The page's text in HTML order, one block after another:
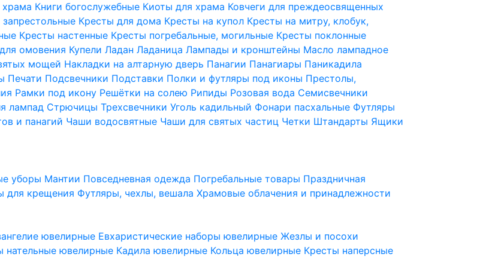
храма Книги богослужебные Киоты для храма Ковчеги для преждеосвященных
Кресты для дома Кресты на купол Кресты на митру, клобук,
Кресты настенные Кресты погребальные, могильные Кресты поклонные
омовения КупелиЛаданЛаданицаЛампады и кронштейны Масло лампадное
мощей Накладки на алтарную дверь Панагии Панагиары Паникадила
Печати Подсвечники Подставки Полки и футляры под иконы Престолы,
Рамки под икону Решётки на солею Рипиды Розовая вода Семисвечники
лампад СтрючицыТрехсвечникиУголь кадильный Фонари пасхальные Футляры
и панагий Чаши водосвятные Чаши для святых частиц Четки Штандарты Ящики
уборы Мантии Повседневная одежда Погребальные товары Праздничная
для крещения Футляры, чехлы, вешалаХрамовые облачения и принадлежности
ювелирные Евхаристические наборы ювелирныеЖезлы и посохи
нательные ювелирные Кадила ювелирные Кольца ювелирные Кресты наперсные